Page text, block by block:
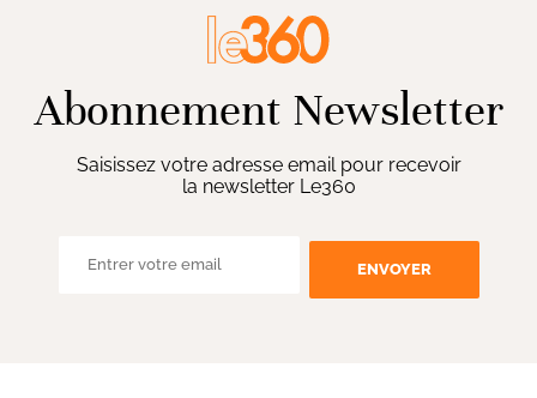
Abonnement Newsletter
Saisissez votre adresse email pour recevoir
la newsletter Le360
ENVOYER